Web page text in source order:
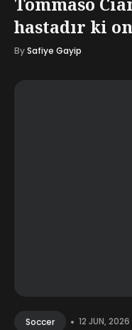
hastadır ki
BySafiye Gayip
Soccer • 12 JUN, 2026